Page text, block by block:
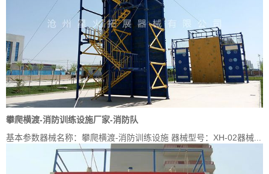
攀爬横渡-消防训练设施厂家-消防队
基本参数器械名称：攀爬横渡-消防训练设施 器械型号：XH-02器械...